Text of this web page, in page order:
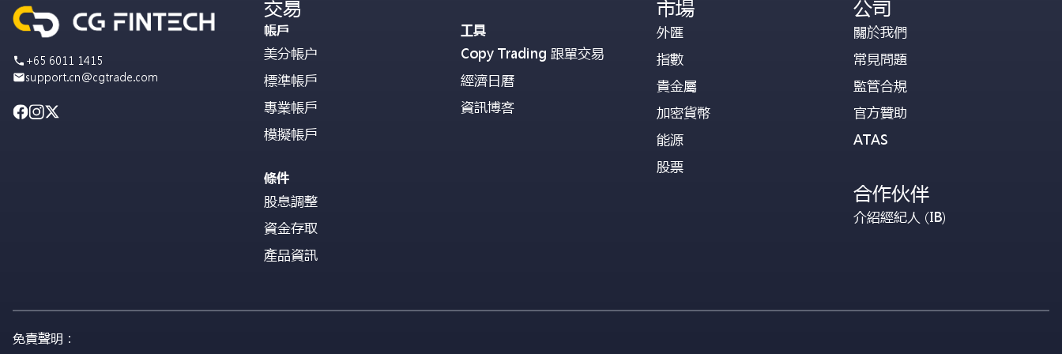
+65 6011 1415
support.cn@cgtrade.com
交易
帳戶
美分帳户
標準帳戶
專業帳戶
模擬帳戶
條件
股息調整
資金存取
產品資訊
工具
Copy Trading 跟單交易
經濟日曆
資訊博客
市場
外匯
指數
貴金屬
加密貨幣
能源
股票
公司
關於我們
常見問題
監管合規
官方贊助
ATAS
合作伙伴
介紹經紀人 (IB)
免責聲明：